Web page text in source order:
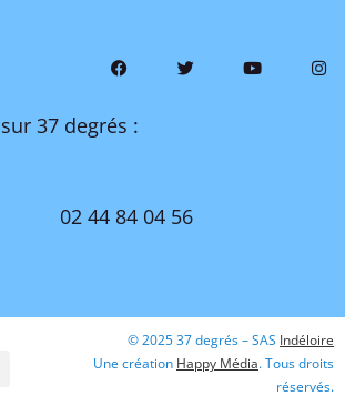
37 degrés :
02 44 84 04 56
© 2025 37 degrés – SAS Indéloire
Une création Happy Média. Tous droits
réservés.